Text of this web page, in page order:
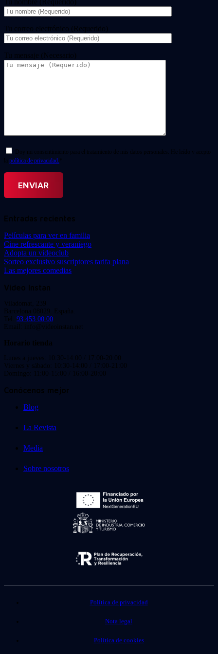
Tu nombre (Requerido)
Tu correo electrónico (Requerido)
Tu mensaje (Necesario)
Doy mi consentimiento para el tratamiento de mis datos personales. He leído y acepto
la política de privacidad. *
Entradas recientes
Películas para ver en familia
Cine refrescante y veraniego
Adopta un videoclub
Sorteo exclusivo suscriptores tarifa plana
Las mejores comedias
Video Instan
Viladomat, 239
Barcelona 08029. España.
Tel: 93 453 00 00
Email: info@videoinstan.net
Horario tienda
Lunes a jueves: 10:30-14:00 / 17:00-20:00
Viernes y sábado: 10:30-14:00 / 17:00-21:00
Domingo: 11:00-15:00 / 16:00-20:00
Conócenos mejor
Blog
La Revista
Media
Sobre nosotros
Política de privacidad
Nota legal
Política de cookies